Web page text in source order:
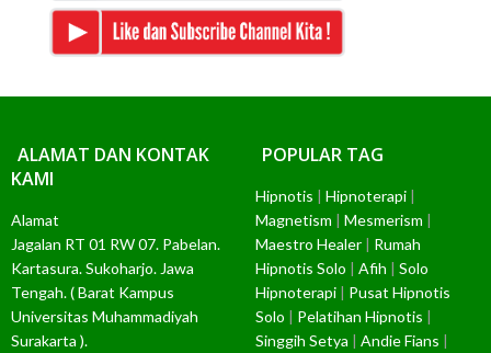
ALAMAT DAN KONTAK
KAMI
Alamat
Jagalan RT 01 RW 07. Pabelan.
Kartasura. Sukoharjo. Jawa
Tengah. ( Barat Kampus
Universitas Muhammadiyah
Surakarta ).
POPULAR TAG
Hipnotis |Hipnoterapi |
Magnetism |Mesmerism |
Maestro Healer | Rumah
Hipnotis Solo |Afih |Solo
Hipnoterapi | Pusat Hipnotis
Solo | Pelatihan Hipnotis |
Singgih Setya |Andie Fians |